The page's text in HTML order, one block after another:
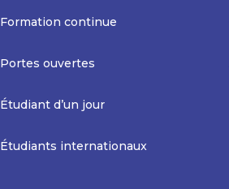
Formation continue
Portes ouvertes
Étudiant d’un jour
Étudiants internationaux